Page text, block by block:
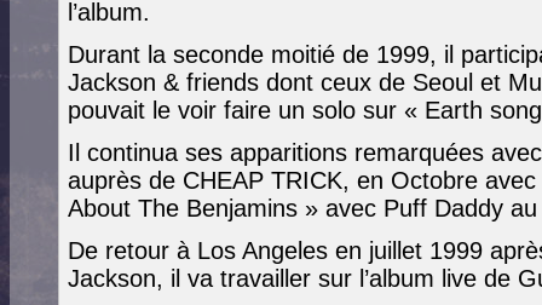
l’album.
Durant la seconde moitié de 1999, il
Jackson & friends dont ceux de Seoul et
pouvait le voir faire un solo sur « Earth
Il continua ses apparitions remarquées
auprès de CHEAP TRICK, en Octobre
About The Benjamins » avec Puff Daddy
De retour à Los Angeles en juillet 1999
Jackson, il va travailler sur l’album live de